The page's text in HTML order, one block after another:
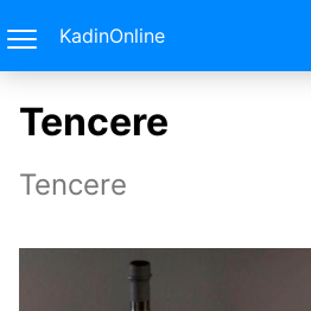
KadinOnline
Tencere
Tencere